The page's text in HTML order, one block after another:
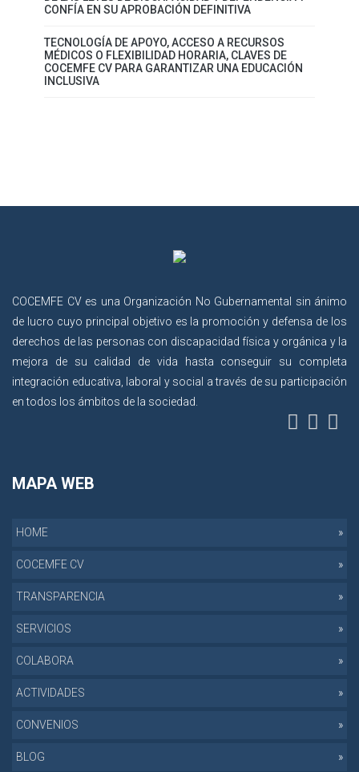
CONFÍA EN SU APROBACIÓN DEFINITIVA
TECNOLOGÍA DE APOYO, ACCESO A RECURSOS
MÉDICOS O FLEXIBILIDAD HORARIA, CLAVES DE
COCEMFE CV PARA GARANTIZAR UNA EDUCACIÓN
INCLUSIVA
COCEMFE CV es una Organización No Gubernamental sin ánimo
de lucro cuyo principal objetivo es la promoción y defensa de los
derechos de las personas con discapacidad física y orgánica y la
mejora de su calidad de vida hasta conseguir su completa
integración educativa, laboral y social a través de su participación
en todos los ámbitos de la sociedad.
MAPA WEB
HOME
COCEMFE CV
TRANSPARENCIA
SERVICIOS
COLABORA
ACTIVIDADES
CONVENIOS
BLOG